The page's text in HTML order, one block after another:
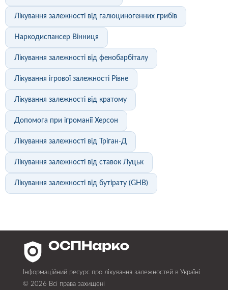
Лікування залежності від галюциногенних грибів
Наркодиспансер Вінниця
Лікування залежності від фенобарбіталу
Лікування ігрової залежності Рівне
Лікування залежності від кратому
Допомога при ігроманії Херсон
Лікування залежності від Тріган-Д
Лікування залежності від ставок Луцьк
Лікування залежності від бутірату (GHB)
Інформаційний ресурс про лікування залежностей в Україні
© 2026 Всі права захищені